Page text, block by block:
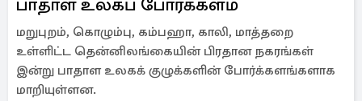
பாதாள உலகப் போர்க்களம்
மறுபுறம், கொழும்பு, கம்பஹா, காலி, மாத்தறை
உள்ளிட்ட தென்னிலங்கையின் பிரதான நகரங்கள்
இன்று பாதாள உலகக் குழுக்களின் போர்க்களங்களாக
மாறியுள்ளன.